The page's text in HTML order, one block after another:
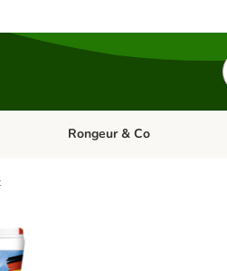
Chien
Dérouler les catégories: Chat
Rongeur & Co